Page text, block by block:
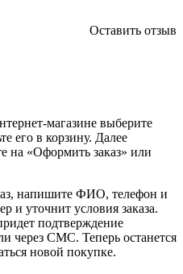
Оставить отзыв
магазине выберите
его в корзину. Далее
на «Оформить заказ» или
напишите ФИО, телефон и
и уточнит условия заказа.
подтверждение
через СМС. Теперь останется
новой покупке.